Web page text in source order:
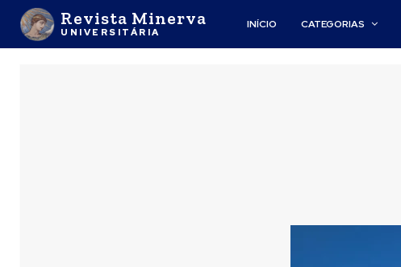
Revista Minerva
UNIVERSITÁRIA
INÍCIO CATEGORIAS